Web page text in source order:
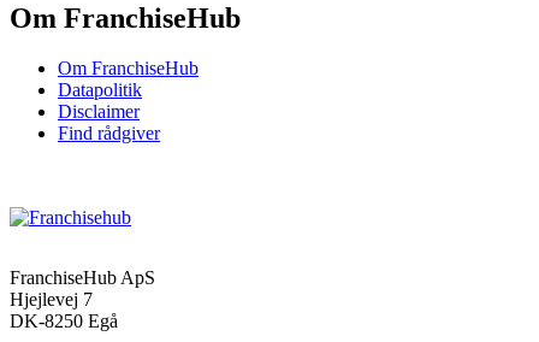
Om FranchiseHub
Om FranchiseHub
Datapolitik
Disclaimer
Find rådgiver
FranchiseHub ApS
Hjejlevej 7
DK-8250 Egå